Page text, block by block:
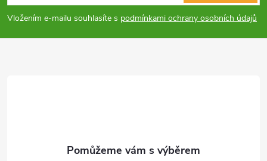
pVložením e-mailu souhlasíte s podmínkami ochrany osobních údajů